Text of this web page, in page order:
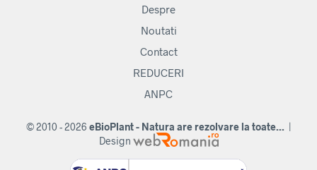
Despre
Noutati
Contact
REDUCERI
ANPC
© 2010 - 2026 eBioPlant - Natura are rezolvare la toate... |
Design